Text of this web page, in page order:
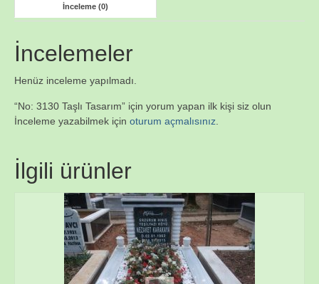
İnceleme (0)
İncelemeler
Henüz inceleme yapılmadı.
“No: 3130 Taşlı Tasarım” için yorum yapan ilk kişi siz olun
İnceleme yazabilmek için oturum açmalısınız
İlgili ürünler